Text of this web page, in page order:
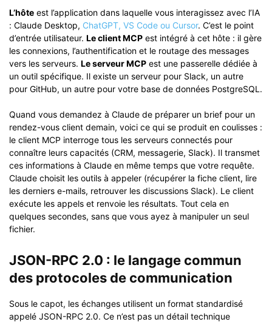
L’hôte est l’application dans laquelle vous interagissez avec l’IA
: Claude Desktop, ChatGPT, VS Code ou Cursor. C’est le point
d’entrée utilisateur. Le client MCP est intégré à cet hôte : il gère
les connexions, l’authentification et le routage des messages
vers les serveurs. Le serveur MCP est une passerelle dédiée à
un outil spécifique. Il existe un serveur pour Slack, un autre
pour GitHub, un autre pour votre base de données PostgreSQL.
Quand vous demandez à Claude de préparer un brief pour un
rendez-vous client demain, voici ce qui se produit en coulisses :
le client MCP interroge tous les serveurs connectés pour
connaître leurs capacités (CRM, messagerie, Slack). Il transmet
ces informations à Claude en même temps que votre requête.
Claude choisit les outils à appeler (récupérer la fiche client, lire
les derniers e-mails, retrouver les discussions Slack). Le client
exécute les appels et renvoie les résultats. Tout cela en
quelques secondes, sans que vous ayez à manipuler un seul
fichier.
JSON-RPC 2.0 : le langage commun
des protocoles de communication
Sous le capot, les échanges utilisent un format standardisé
appelé JSON-RPC 2.0. Ce n’est pas un détail technique